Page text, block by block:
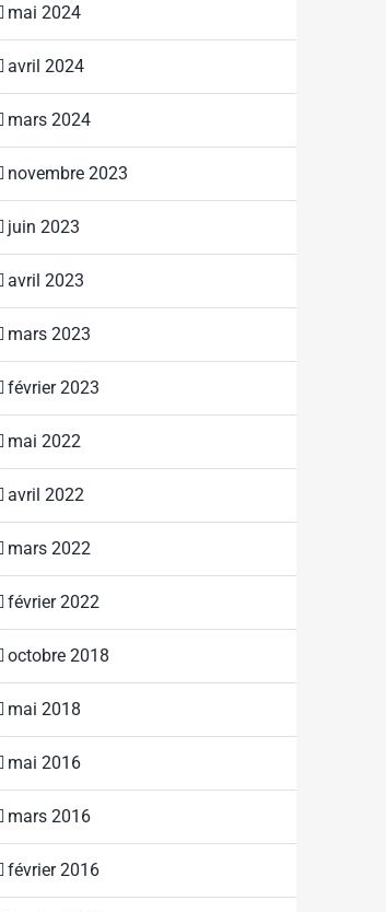
mai 2024
avril 2024
mars 2024
novembre 2023
juin 2023
avril 2023
mars 2023
février 2023
mai 2022
avril 2022
mars 2022
février 2022
octobre 2018
mai 2018
mai 2016
mars 2016
février 2016